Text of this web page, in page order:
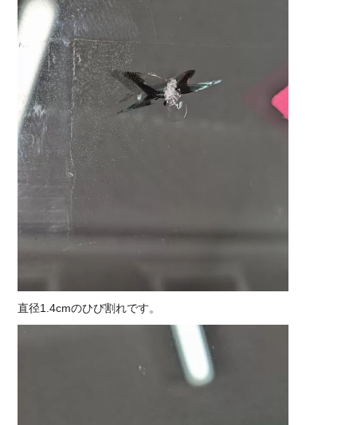
直径1.4cmのひび割れです。